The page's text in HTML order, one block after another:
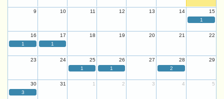
9 10 11 12 13 14
15
1
16 17 18 19 20 21
22
1
1
23 24 25 26 27 28
29
1
1 2
30 31 1 2 3 4
5
3